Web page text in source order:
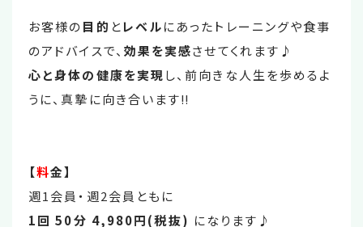
お客様の目的 とレベルにあったトレーニングや食事
のアドバイスで、 効果を実感させてくれます♪
心と身体の健康を実現し、前向きな人生を歩めるよ
うに、真摯に向き合います‼
【料金】
週1会員・週2会員ともに
1回 50分 4,980円(税抜) になります♪